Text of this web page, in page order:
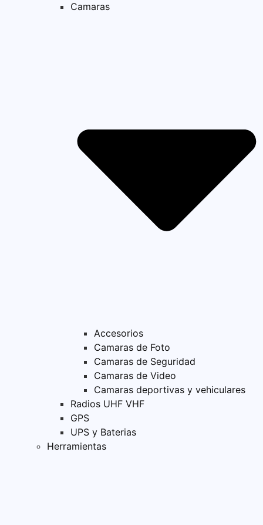
Camaras
Accesorios
Camaras de Foto
Camaras de Seguridad
Camaras de Video
Camaras deportivas y vehiculares
Radios UHF VHF
GPS
UPS y Baterias
Herramientas